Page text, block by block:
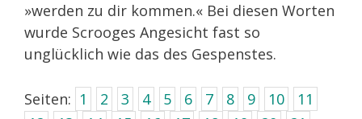
»werden zu dir kommen.« Bei diesen Worten
wurde Scrooges Angesicht fast so
unglücklich wie das des Gespenstes.
Seiten: 1 2 3 4 5 6 7 8 9 10
11